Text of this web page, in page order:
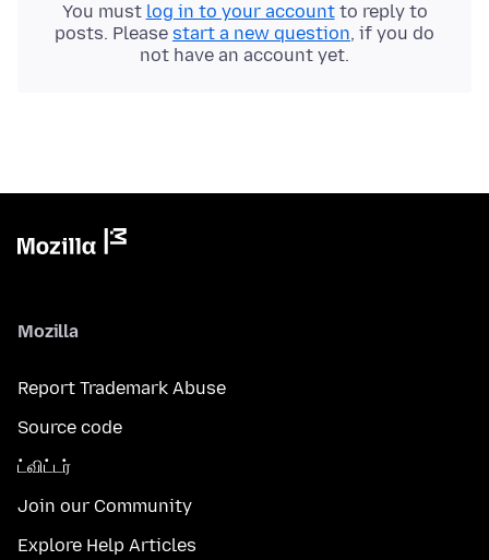
You must log in to your accountto reply to
posts. Please start a new question, if you do
not have an account yet.
Mozilla
Report Trademark Abuse
Source code
ட்விட்டர்
Join our Community
Explore Help Articles